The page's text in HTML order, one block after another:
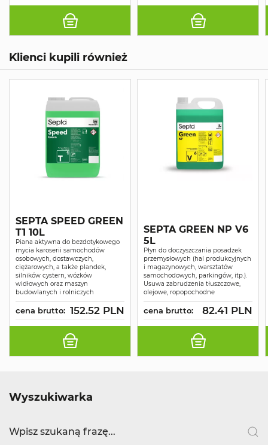
Klienci kupili również
SEPTA SPEED GREEN
T1 10L
Piana aktywna do bezdotykowego
mycia karoserii samochodów
osobowych, dostawczych,
ciężarowych, a także plandek,
silników cystern, wózków
widłowych oraz maszyn
budowlanych i rolniczych
cena brutto: 152.52 PLN
SEPTA GREEN NP V6
5L
Płyn do doczyszczania posadzek
przemysłowych (hal produkcyjnych
i magazynowych, warsztatów
samochodowych, parkingów, itp.).
Usuwa zabrudzenia tłuszczowe,
olejowe, ropopochodne
cena brutto: 82.41 PLN
Wyszukiwarka